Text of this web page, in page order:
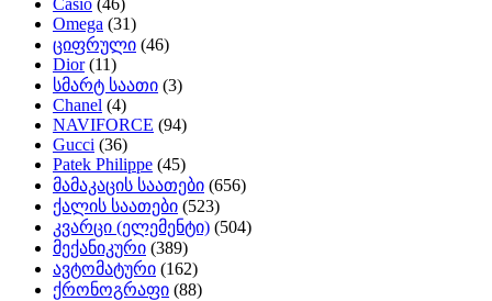
Casio (46)
Omega (31)
ციფრული (46)
Dior (11)
სმარტ საათი (3)
Chanel (4)
NAVIFORCE (94)
Gucci (36)
Patek Philippe (45)
მამაკაცის საათები (656)
ქალის საათები (523)
კვარცი (ელემენტი) (504)
მექანიკური (389)
ავტომატური (162)
ქრონოგრაფი (88)